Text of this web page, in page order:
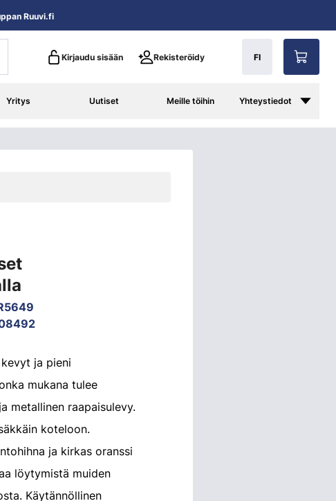
Kirjaudu sisään Rekisteröidy FI
Yritys Uutiset Meille töihin Yhteystiedot
Ruuvi.fi
ja pieni
mukana tulee
metallinen raapaisulevy.
koteloon.
ja kirkas oranssi
löytymistä muiden
Käytännöllinen